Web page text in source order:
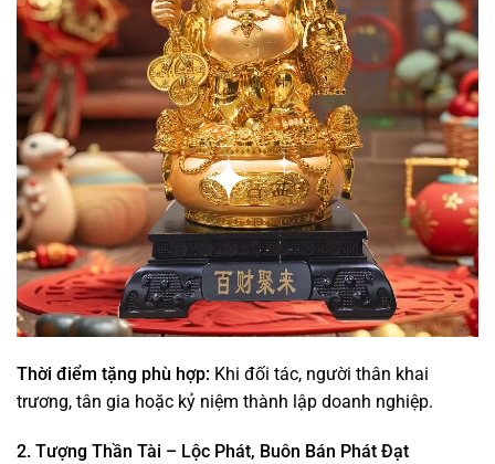
Thời điểm tặng phù hợp: Khi đối tác, người thân khai
trương, tân gia hoặc kỷ niệm thành lập doanh nghiệp.
2. Tượng Thần Tài – Lộc Phát, Buôn Bán Phát Đạt